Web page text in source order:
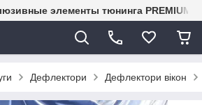
элементы тюнинга PREMIUM-
Дефлектори Дефлектори вікон